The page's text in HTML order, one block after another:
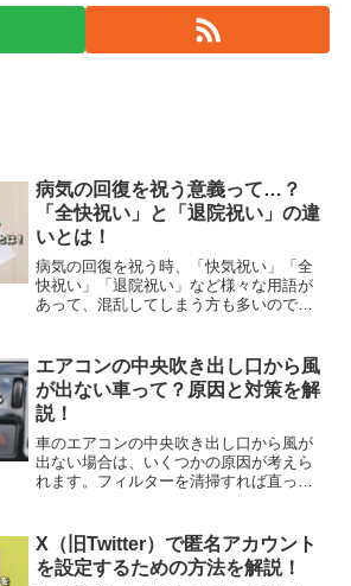
病気の回復を祝う意義って…？
「全快祝い」と「退院祝い」の違
いとは！
病気の回復を祝う時、「快気祝い」「全
快祝い」「退院祝い」など様々な用語が
あって、混乱してしまう方も多いのでは
します。是非、参考にしてみてくださ
い。
エアコンの中央吹き出し口から風
が出ない車って？原因と対策を解
説！
車のエアコンの中央吹き出し口から風が
出ない場合は、いくつかの原因が考えら
れます。フィルターを清掃すれば直って
や解決策を、徹底解説します。是非、参
考にしてください。
X（旧Twitter）で匿名アカウント
を設定するための方法を解説！